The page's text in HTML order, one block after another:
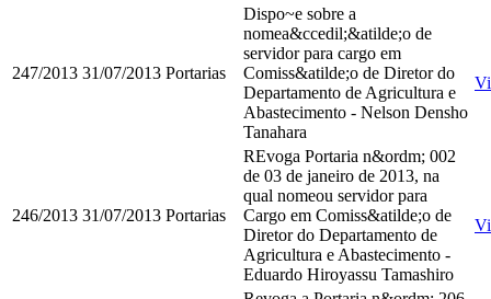
247/2013 31/07/2013 Portarias
Dispo~e sobre a
nomea&ccedil;&atilde;o de
servidor para cargo em
Comiss&atilde;o de Diretor do
Departamento de Agricultura e
Abastecimento - Nelson Densho
Tanahara
246/2013 31/07/2013 Portarias
REvoga Portaria n&ordm; 002
de 03 de janeiro de 2013, na
qual nomeou servidor para
Cargo em Comiss&atilde;o de
Diretor do Departamento de
Agricultura e Abastecimento -
Eduardo Hiroyassu Tamashiro